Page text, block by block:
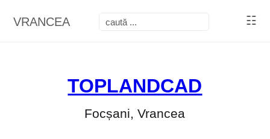
VRANCEA ☷
TOPLANDCAD
Focșani, Vrancea